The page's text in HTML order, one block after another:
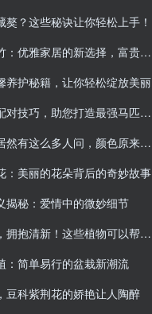
獒？这些秘诀让你轻松上手！
优雅家居的新选择，富贵又招财
养护秘籍，让你轻松绽放美丽
技巧，助您打造最强马匹组合！
这么多人问，颜色原来是这样的！
：美丽的花朵背后的奇妙故事
揭秘：爱情中的微妙细节
清新！这些植物可以帮你吸收二氧化碳
：简单易行的盆栽新潮流
豆科紫荆花的娇艳让人陶醉
獒？这些秘诀让你轻松上手！
优雅家居的新选择，富贵又招财
养护秘籍，让你轻松绽放美丽
技巧，助您打造最强马匹组合！
这么多人问，颜色原来是这样的！
：美丽的花朵背后的奇妙故事
揭秘：爱情中的微妙细节
清新！这些植物可以帮你吸收二氧化碳
：简单易行的盆栽新潮流
豆科紫荆花的娇艳让人陶醉